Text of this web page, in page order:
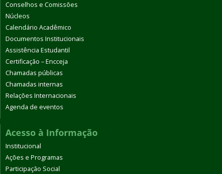
Conselhos e Comissões
Núcleos
Calendário Acadêmico
Documentos Institucionais
Assistência Estudantil
Certificação – Encceja
Chamadas públicas
Chamadas internas
Relações Internacionais
Agenda de eventos
Acesso à Informação
Institucional
Ações e Programas
Participação Social